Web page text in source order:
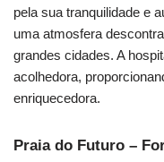
pela sua tranquilidade e
uma atmosfera
grandes cidades. A
acolhedora,
enriquecedora.
Praia do Futuro –